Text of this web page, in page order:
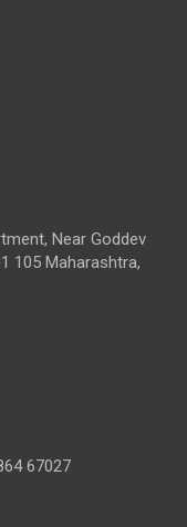
Near Goddev
105 Maharashtra,
67027